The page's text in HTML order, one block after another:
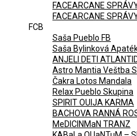
FACEARCANE
FACEARCANE
FCB
Saša Pueblo FB
Saša Bylinková
ANJELI DETI
Astro Mantia Veštba
Čakra Lotos Mandala
Relax Pueblo Skupina
SPIRIT OUIJA KARMA
BACHOVA RANNÁ
MeDICINMaN TRANZ